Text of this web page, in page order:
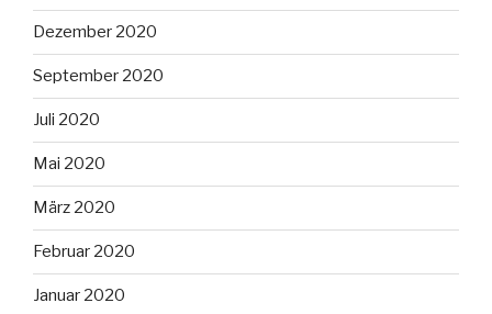
Dezember 2020
September 2020
Juli 2020
Mai 2020
März 2020
Februar 2020
Januar 2020